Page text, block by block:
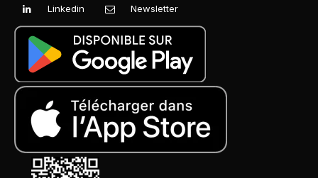
Linkedin Newsletter